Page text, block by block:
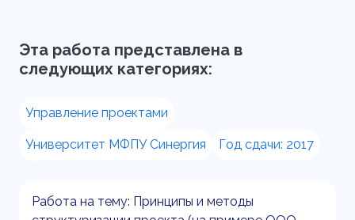
Эта работа представлена в
следующих категориях:
Управление проектами
Университет МФПУ Синергия Год сдачи: 2017
Работа на тему: Принципы и методы